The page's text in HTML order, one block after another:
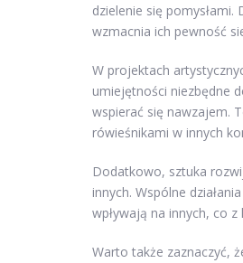
dzielenie się
wzmacnia ich pewność
W projektach
umiejętności niezbędne
wspierać się nawzajem.
rówieśnikami w innych
Dodatkowo, sztuka
innych. Wspólne
wpływają na innych, co
Warto także zaznaczyć,